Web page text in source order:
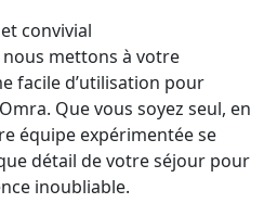
convivial
mettons à votre
facile d’utilisation pour
Que vous soyez seul, en
équipe expérimentée se
détail de votre séjour pour
inoubliable.